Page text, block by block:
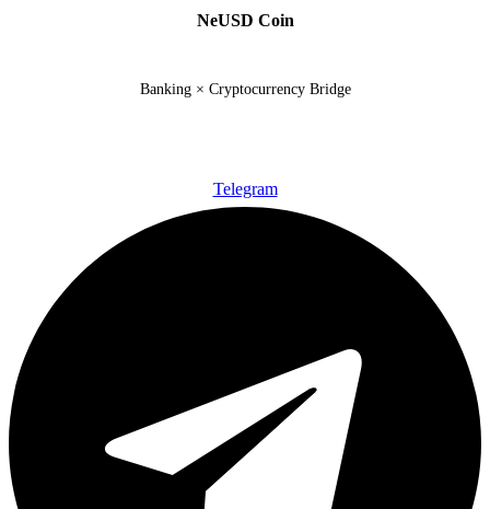
NeUSD Coin
Banking × Cryptocurrency Bridge
Telegram